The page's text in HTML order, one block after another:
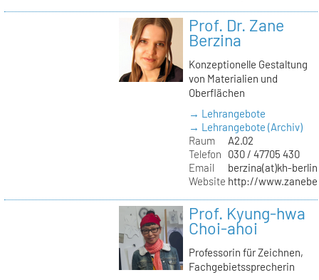
Prof. Dr. Zane
Berzina
Konzeptionelle Gestaltung
von Materialien und
Oberflächen
→ Lehrangebote
→ Lehrangebote (Archiv)
Raum
A2.02
Telefon
030 / 47705 430
Email
berzina(at)kh-
Website http://
Prof. Kyung-hwa
Choi-ahoi
Professorin für Zeichnen,
Fachgebietssprecherin